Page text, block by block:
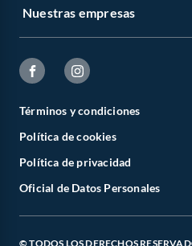
Nuestras empresas
Términos y condiciones
Política de cookies
Política de privacidad
Oficial de Datos Personales
© TODOS LOS DERECHOS